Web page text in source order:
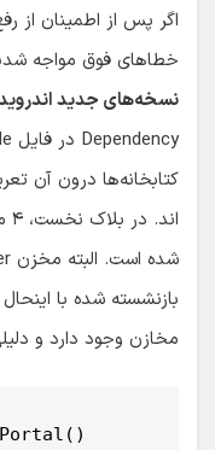
اگر پس از اطمینان از
خطاهای فوق مواجه
نسخه‌های جدید
کتابخانه‌ها درون آن
بازنشسته شده با
مخازن وجود دارد و